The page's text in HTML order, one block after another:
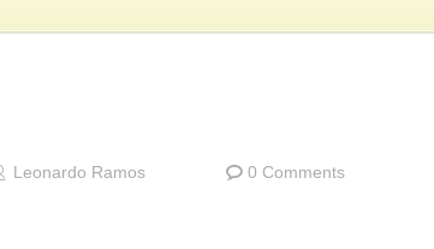
Leonardo Ramos 0 Comments